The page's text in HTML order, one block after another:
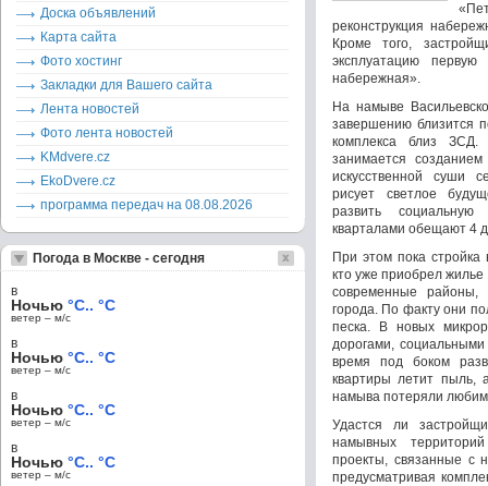
реконструкция
Кроме того,
эксплуатацию
набережная».
На намыве
завершению близится
комплекса близ
занимается
искусственной суши
рисует светлое
развить
кварталами обещают 4
При этом пока
кто уже приобрел
современные районы,
города. По факту они
песка. В новых
дорогами,
время под боком
квартиры летит пыль,
намыва потеряли
Удастся ли
намывных
проекты, связанные с
предусматривая
Доска объявлений
Карта сайта
Фото хостинг
Закладки для Вашего сайта
Лента новостей
Фото лента новостей
KMdvere.cz
EkoDvere.cz
программа передач на 08.08.2026
Погода в Москве - сегодня
в
Ночью °C.. °C
ветер – м/c
в
Ночью °C.. °C
ветер – м/c
в
Ночью °C.. °C
ветер – м/c
в
Ночью °C.. °C
ветер – м/c